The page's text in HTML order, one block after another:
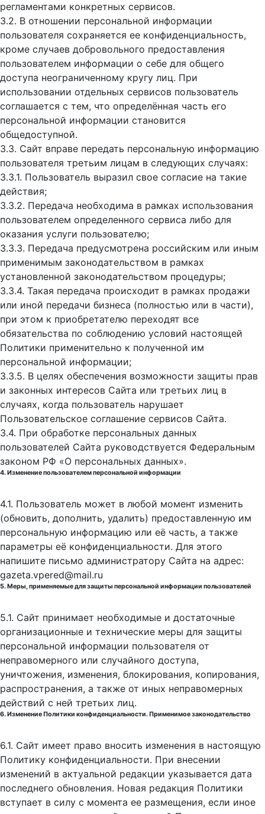
регламентами конкретных сервисов.
3.2. В отношении персональной информации
пользователя сохраняется ее конфиденциальность,
кроме случаев добровольного предоставления
пользователем информации о себе для общего
доступа неограниченному кругу лиц. При
использовании отдельных сервисов пользователь
соглашается с тем, что определённая часть его
персональной информации становится
общедоступной.
3.3. Сайт вправе передать персональную информацию
пользователя третьим лицам в следующих случаях:
3.3.1. Пользователь выразил свое согласие на такие
действия;
3.3.2. Передача необходима в рамках использования
пользователем определенного сервиса либо для
оказания услуги пользователю;
3.3.3. Передача предусмотрена российским или иным
применимым законодательством в рамках
установленной законодательством процедуры;
3.3.4. Такая передача происходит в рамках продажи
или иной передачи бизнеса (полностью или в части),
при этом к приобретателю переходят все
обязательства по соблюдению условий настоящей
Политики применительно к полученной им
персональной информации;
3.3.5. В целях обеспечения возможности защиты прав
и законных интересов Сайта или третьих лиц в
случаях, когда пользователь нарушает
Пользовательское соглашение сервисов Сайта.
3.4. При обработке персональных данных
пользователей Сайта руководствуется Федеральным
законом РФ «О персональных данных».
4. Изменение пользователем персональной информации
4.1. Пользователь может в любой момент изменить
(обновить, дополнить, удалить) предоставленную им
персональную информацию или её часть, а также
параметры её конфиденциальности. Для этого
напишите письмо администратору Сайта на адрес:
gazeta.vpered@mail.ru
5. Меры, применяемые для защиты персональной информации пользователей
5.1. Сайт принимает необходимые и достаточные
организационные и технические меры для защиты
персональной информации пользователя от
неправомерного или случайного доступа,
уничтожения, изменения, блокирования, копирования,
распространения, а также от иных неправомерных
действий с ней третьих лиц.
6. Изменение Политики конфиденциальности. Применимое законодательство
6.1. Сайт имеет право вносить изменения в настоящую
Политику конфиденциальности. При внесении
изменений в актуальной редакции указывается дата
последнего обновления. Новая редакция Политики
вступает в силу с момента ее размещения, если иное